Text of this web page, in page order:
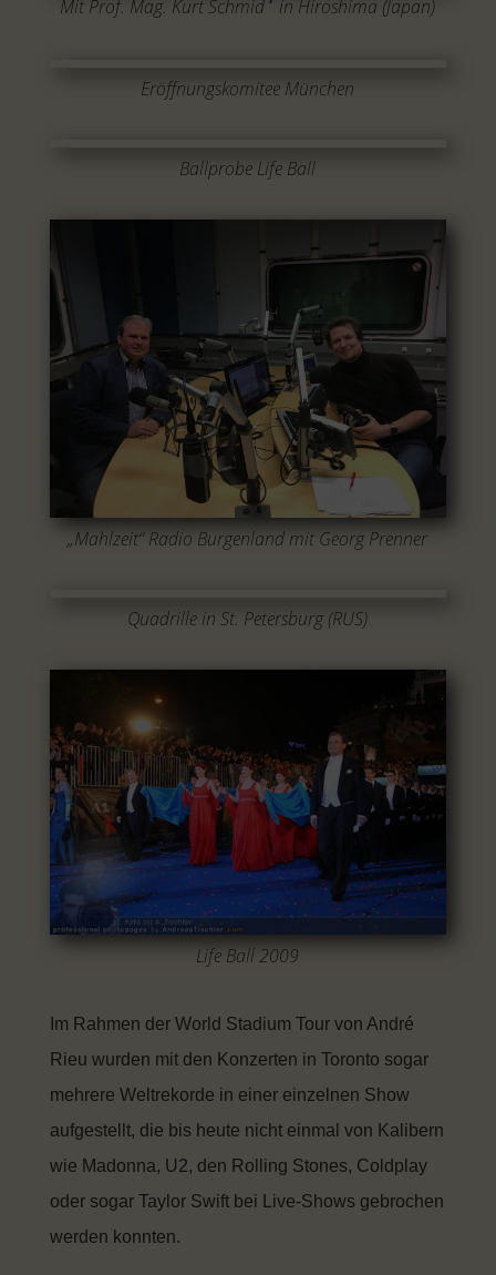
Mit Prof. Mag. Kurt Schmid in Hiroshima (Japan)
Eröffnungskomitee München
Ballprobe Life Ball
„Mahlzeit“ Radio Burgenland mit Georg Prenner
Quadrille in St. Petersburg (RUS)
Life Ball 2009
Im Rahmen der World Stadium Tour von André
Rieu wurden mit den Konzerten in Toronto sogar
mehrere Weltrekorde in einer einzelnen Show
aufgestellt, die bis heute nicht einmal von Kalibern
wie Madonna, U2, den Rolling Stones, Coldplay
oder sogar Taylor Swift bei Live-Shows gebrochen
werden konnten.